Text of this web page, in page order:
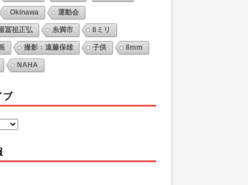
Okinawa 運動会
冨祖正弘 糸満市 8ミリ
撮影：遠藤保雄 子供 8mm
NAHA
ブ